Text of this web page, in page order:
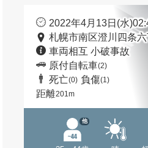
2022年4月13日(水
札幌市南区澄川四条
車両相互 小破事故
原付自転車(2)
死亡(0) 負傷(1)
距離201m
他